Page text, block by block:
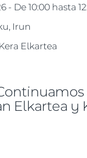
- De10:00 hasta
Irun
Elkartea
Elkartea y
de Emakumeok